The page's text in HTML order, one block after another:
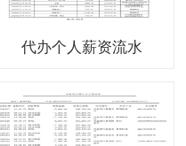
代办个人薪资流水